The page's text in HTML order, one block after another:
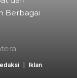
Berbagai
Iklan